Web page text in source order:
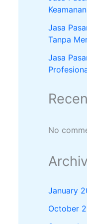
Jasa
Tanpa
Jasa
No
January
October